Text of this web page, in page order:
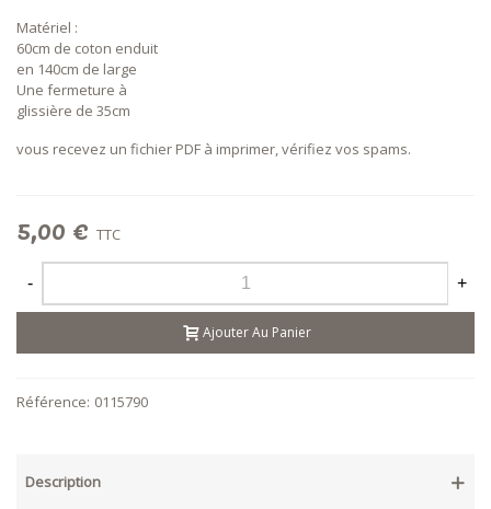
Matériel :
60cm de coton enduit
en 140cm de large
Une fermeture à
glissière de 35cm
vous recevez un fichier PDF à imprimer, vérifiez vos spams.
5,00 € TTC
- +
Ajouter Au Panier
Référence: 0115790
Description